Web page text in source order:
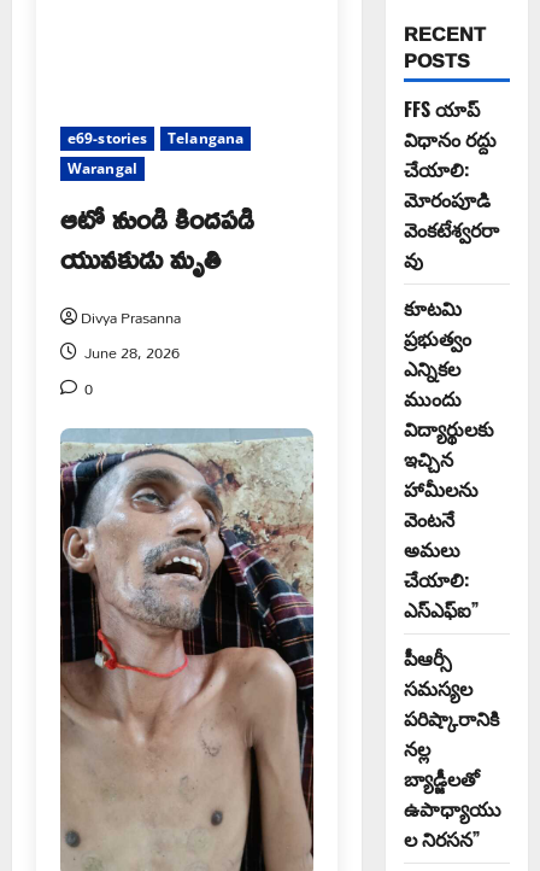
e69-stories
Telangana
Warangal
ఆటో నుండి కిందపడి
యువకుడు మృతి
Divya Prasanna
June 28, 2026
0
RECENT
POSTS
FFS యాప్
విధానం రద్దు
చేయాలి:
మోరంపూడి
వెంకటేశ్వరరా
వు
కూటమి
ప్రభుత్వం
ఎన్నికల
ముందు
విద్యార్థులకు
ఇచ్చిన
హామీలను
వెంటనే
అమలు
చేయాలి:
ఎస్ఎఫ్ఐ”
పీఆర్సీ
సమస్యల
పరిష్కారానికి
నల్ల
బ్యాడ్జీలతో
ఉపాధ్యాయు
ల నిరసన”